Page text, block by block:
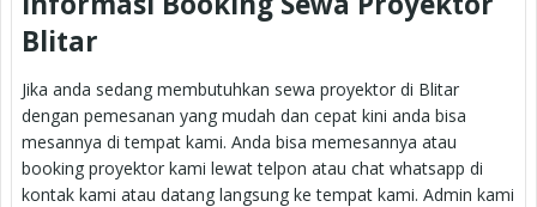
Blitar
Jika anda sedang membutuhkan sewa proyektor di Blitar
dengan pemesanan yang mudah dan cepat kini anda bisa
mesannya di tempat kami. Anda bisa memesannya atau
booking proyektor kami lewat telpon atau chat whatsapp di
kontak kami atau datang langsung ke tempat kami. Admin kami